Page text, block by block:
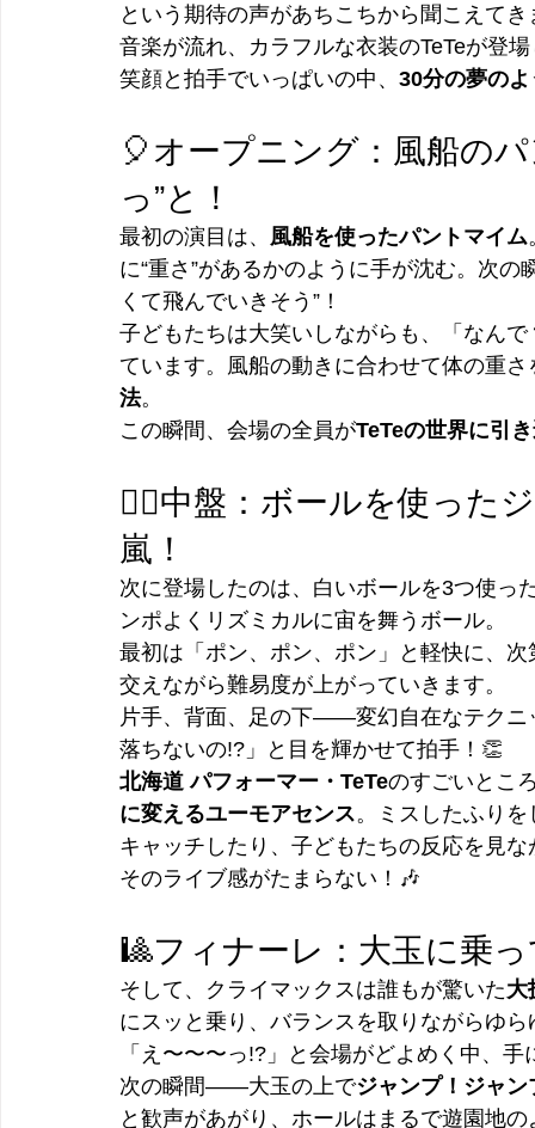
という期待の声があちこちから聞こえてき
音楽が流れ、カラフルな衣装のTeTeが登
笑顔と拍手でいっぱいの中、 30分の夢の
🎈オープニング：風船の
っ”と！
最初の演目は、 風船を使ったパントマイム
に“重さ”があるかのように手が沈む。次
くて飛んでいきそう”！
子どもたちは大笑いしながらも、「なん
ています。風船の動きに合わせて体の重
法。
この瞬間、会場の全員がTeTeの世界に引
🤹‍♀️中盤：ボールを使った
嵐！
次に登場したのは、白いボールを3つ使っ
ンポよくリズミカルに宙を舞うボール。
最初は「ポン、ポン、ポン」と軽快に、
交えながら難易度が上がっていきます。
片手、背面、足の下――変幻自在なテクニ
落ちないの!?」と目を輝かせて拍手！👏
北海道 パフォーマー・TeTeのすごいとこ
に変えるユーモアセンス。ミスしたふり
キャッチしたり、子どもたちの反応を見
そのライブ感がたまらない！🎶
🎱フィナーレ：大玉に乗
そして、クライマックスは誰もが驚いた大
にスッと乗り、バランスを取りながらゆ
「え〜〜〜っ!?」と会場がどよめく中、手
次の瞬間――大玉の上でジャンプ！ジャ
と歓声があがり、ホールはまるで遊園地